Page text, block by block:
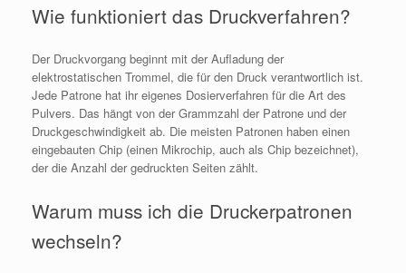
Wie funktioniert das Druckverfahren?
Der Druckvorgang beginnt mit der Aufladung der
elektrostatischen Trommel, die für den Druck verantwortlich ist.
Jede Patrone hat ihr eigenes Dosierverfahren für die Art des
Pulvers. Das hängt von der Grammzahl der Patrone und der
Druckgeschwindigkeit ab. Die meisten Patronen haben einen
eingebauten Chip (einen Mikrochip, auch als Chip bezeichnet),
der die Anzahl der gedruckten Seiten zählt.
Warum muss ich die Druckerpatronen
wechseln?